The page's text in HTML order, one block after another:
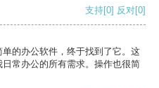
支持[0] 反对[0]
的办公软件，终于找到了它。这
常办公的所有需求。操作也很简